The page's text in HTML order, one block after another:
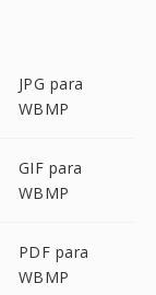
JPG para
WBMP
GIF para
WBMP
PDF para
WBMP